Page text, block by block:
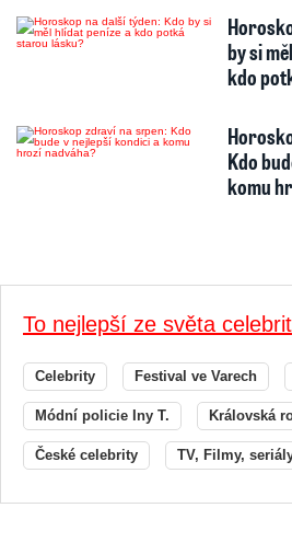
by si
kdo
Kdo
komu
To nejlepší ze světa celebrit
Celebrity Festival ve Varech
Módní policie Iny T. Královská
České celebrity TV, Filmy,